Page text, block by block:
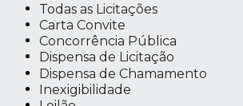
Todas as Licitações
Carta Convite
Concorrência Pública
Dispensa de Licitação
Dispensa de Chamamento
Inexigibilidade